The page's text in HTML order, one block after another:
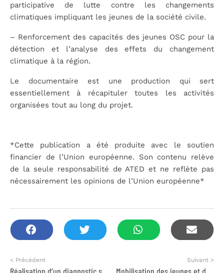
participative de lutte contre les changements
climatiques impliquant les jeunes de la société civile.
– Renforcement des capacités des jeunes OSC pour la
détection et l’analyse des effets du changement
climatique à la région.
Le documentaire est une production qui sert
essentiellement à récapituler toutes les activités
organisées tout au long du projet.
*Cette publication a été produite avec le soutien
financier de l’Union européenne. Son contenu relève
de la seule responsabilité de ATED et ne reflète pas
nécessairement les opinions de l’Union européenne*
< Précédent Suivant >